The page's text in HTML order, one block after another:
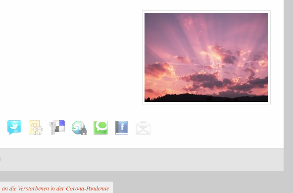
an die Verstorbenen in der Corona-Pandemie